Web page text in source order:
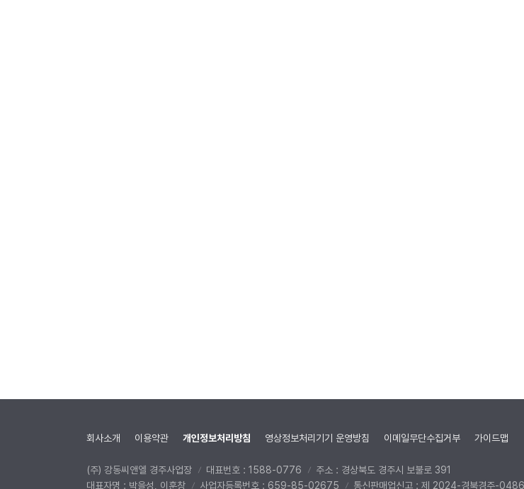
회사소개 이용약관 개인정보처리방침 영상정보처리기기 운영방침 이메일무단수집거부 가이드맵
(주) 강동씨앤엘 경주사업장 대표번호 : 1588-0776
주소 : 경상북도 경주시 보불로 391
대표자명 : 박을성, 이훈창
사업자등록번호 : 659-85-02675 통신판매업신고 : 제 2024-경북경주-